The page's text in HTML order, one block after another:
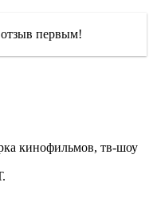
первым!
кинофильмов, тв-шоу